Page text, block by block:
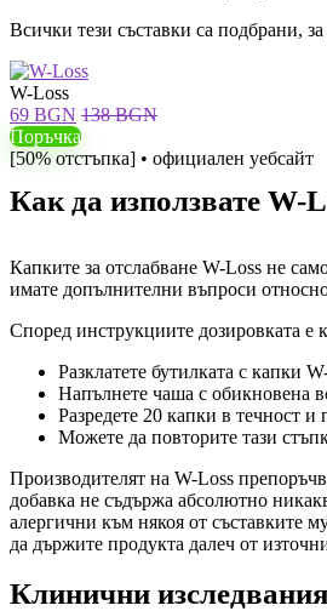
Всички тези съставки са подбрани,
W-Loss
69 BGN 138 BGN
Поръчка
[50% отстъпка] • официален уебсайт
Как да използвате W-
Капките за отслабване W-Loss не
имате допълнителни въпроси
Според инструкциите дозировката е
Разклатете бутилката с капки
Напълнете чаша с обикновена
Разредете 20 капки в течност и
Можете да повторите тази
Производителят на W-Loss
добавка не съдържа абсолютно
алергични към някоя от съставките
да държите продукта далеч от
Клинични изследвания